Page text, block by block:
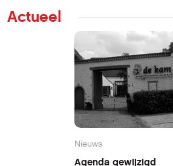
Actueel
Nieuws
Agenda gewijzigd